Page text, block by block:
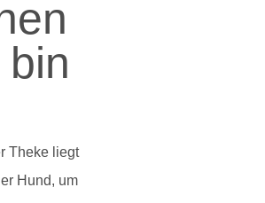
Theke liegt
Hund, um